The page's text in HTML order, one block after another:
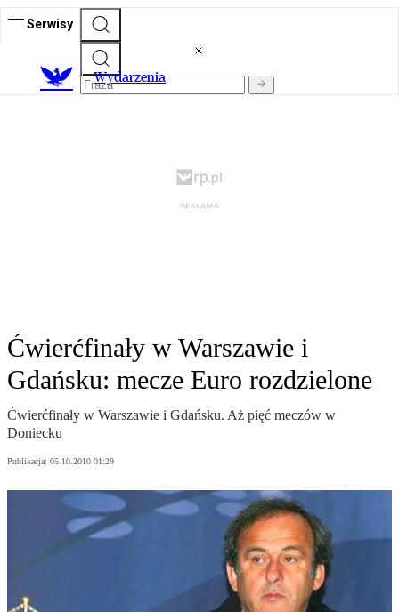
Serwisy
Wydarzenia
Ćwierćfinały w Warszawie i
Gdańsku: mecze Euro rozdzielone
Ćwierćfinały w Warszawie i Gdańsku. Aż pięć meczów w
Doniecku
Publikacja: 05.10.2010 01:29